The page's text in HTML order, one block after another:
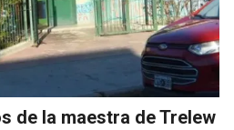
de la maestra de Trelew